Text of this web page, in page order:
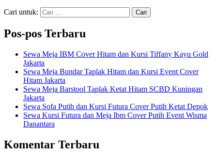
Cari untuk:
Pos-pos Terbaru
Sewa Meja IBM Cover Hitam dan Kursi Tiffany Kayu Gold
Jakarta
Sewa Meja Bundar Taplak Hitam dan Kursi Event Cover
Hitam Jakarta
Sewa Meja Barstool Taplak Ketat Hitam SCBD Kuningan
Jakarta
Sewa Sofa Putih dan Kursi Futura Cover Putih Ketat Depok
Sewa Kursi Futura dan Meja Ibm Cover Putih Event Wisma
Danantara
Komentar Terbaru